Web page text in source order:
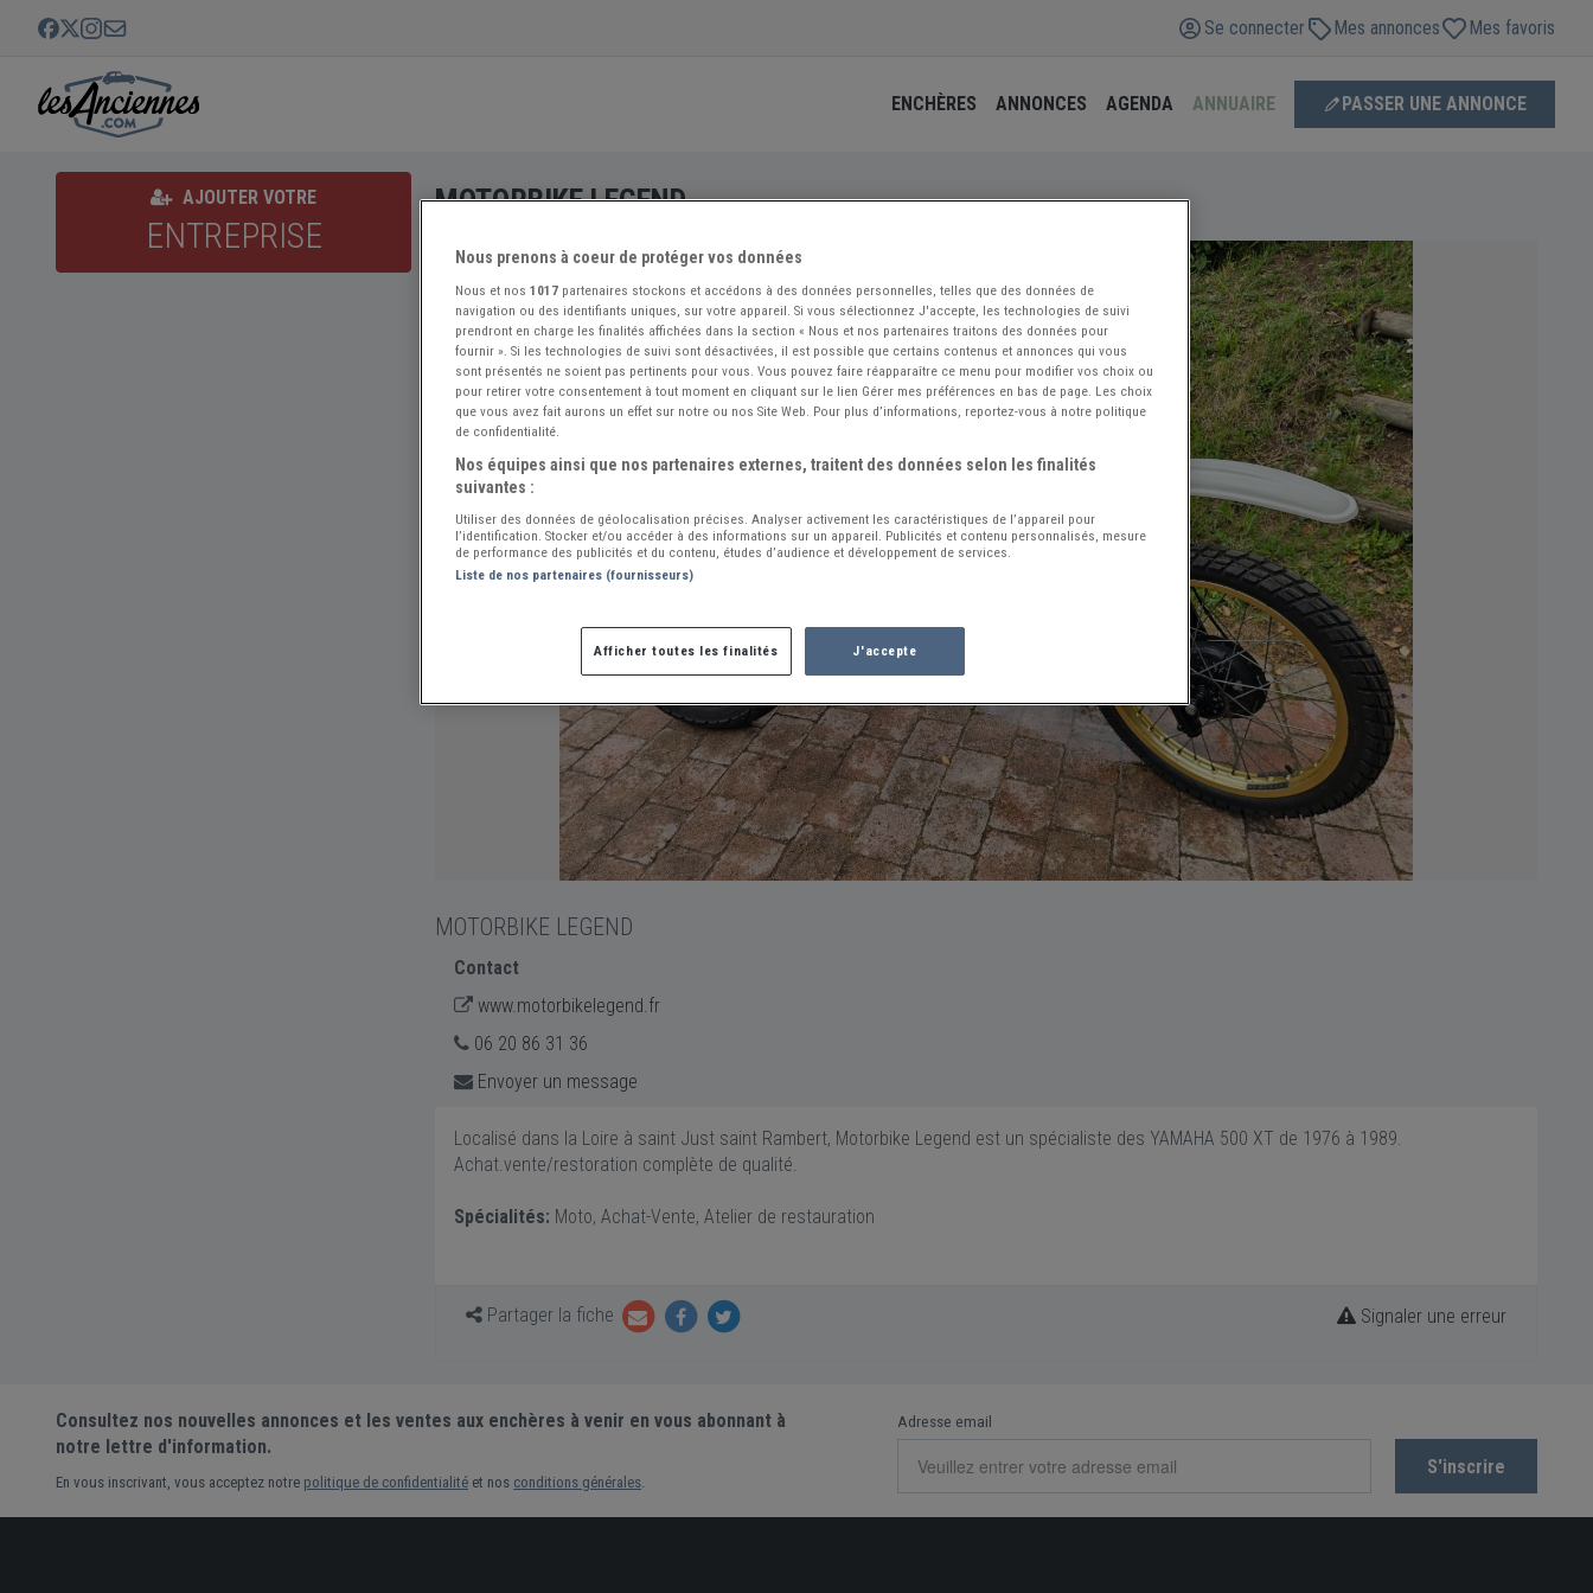
Se connecter Mes annonces Mes favoris
ENCHÈRES ANNONCES AGENDA ANNUAIRE PASSER UNE ANNONCE
AJOUTER VOTRE
ENTREPRISE
MOTORBIKE LEGEND
MOTORBIKE LEGEND
Contact
www.motorbikelegend.fr
06 20 86 31 36
Envoyer un message
Localisé dans la Loire à saint Just saint Rambert, Motorbike Legend est un spécialiste des YAMAHA 500 XT de 1976 à 1989.
Achat.vente/restoration complète de qualité.
Spécialités: Moto, Achat-Vente, Atelier de restauration
Partager la fiche Signaler une erreur
Consultez nos nouvelles annonces et les ventes aux enchères à venir en vous abonnant à
notre lettre d'information.
En vous inscrivant, vous acceptez notre politique de confidentialité et nos conditions générales.
Adresse email
Nous prenons à coeur de protéger vos données
Nous et nos 1017 partenaires stockons et accédons à des données personnelles, telles que des données de
navigation ou des identifiants uniques, sur votre appareil. Si vous sélectionnez J'accepte, les technologies de suivi
prendront en charge les finalités affichées dans la section « Nous et nos partenaires traitons des données pour
fournir ». Si les technologies de suivi sont désactivées, il est possible que certains contenus et annonces qui vous
sont présentés ne soient pas pertinents pour vous. Vous pouvez faire réapparaître ce menu pour modifier vos choix ou
pour retirer votre consentement à tout moment en cliquant sur le lien Gérer mes préférences en bas de page. Les choix
que vous avez fait aurons un effet sur notre ou nos Site Web. Pour plus d’informations, reportez-vous à notre politique
de confidentialité.
Nos équipes ainsi que nos partenaires externes, traitent des données selon les finalités
suivantes :
Utiliser des données de géolocalisation précises. Analyser activement les caractéristiques de l’appareil pour
l’identification. Stocker et/ou accéder à des informations sur un appareil. Publicités et contenu personnalisés, mesure
de performance des publicités et du contenu, études d’audience et développement de services.
Liste de nos partenaires (fournisseurs)
Afficher toutes les finalités J'accepte